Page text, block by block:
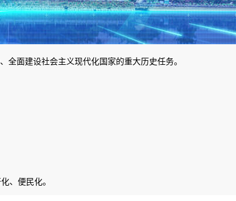
全面建设社会主义现代化国家的重大历史任务。
、便民化。